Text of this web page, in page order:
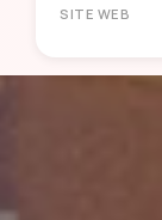
SITE WEB